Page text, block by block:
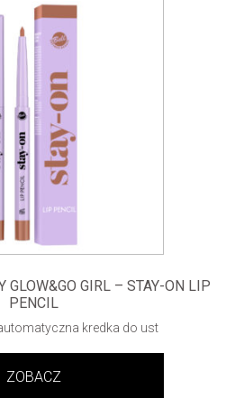
GLOW&GO GIRL – STAY-ON LIP
PENCIL
kredka do ust
ZOBACZ